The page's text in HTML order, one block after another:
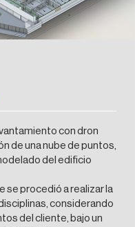
con dron
de una nube de puntos,
del edificio
se procedió a realizar la
considerando
del cliente, bajo un